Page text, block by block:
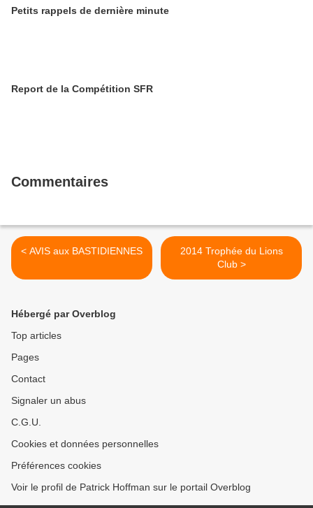
Petits rappels de dernière minute
Report de la Compétition SFR
Commentaires
< AVIS aux BASTIDIENNES
2014 Trophée du Lions
Club >
Hébergé par Overblog
Top articles
Pages
Contact
Signaler un abus
C.G.U.
Cookies et données personnelles
Préférences cookies
Voir le profil de Patrick Hoffman sur le portail Overblog